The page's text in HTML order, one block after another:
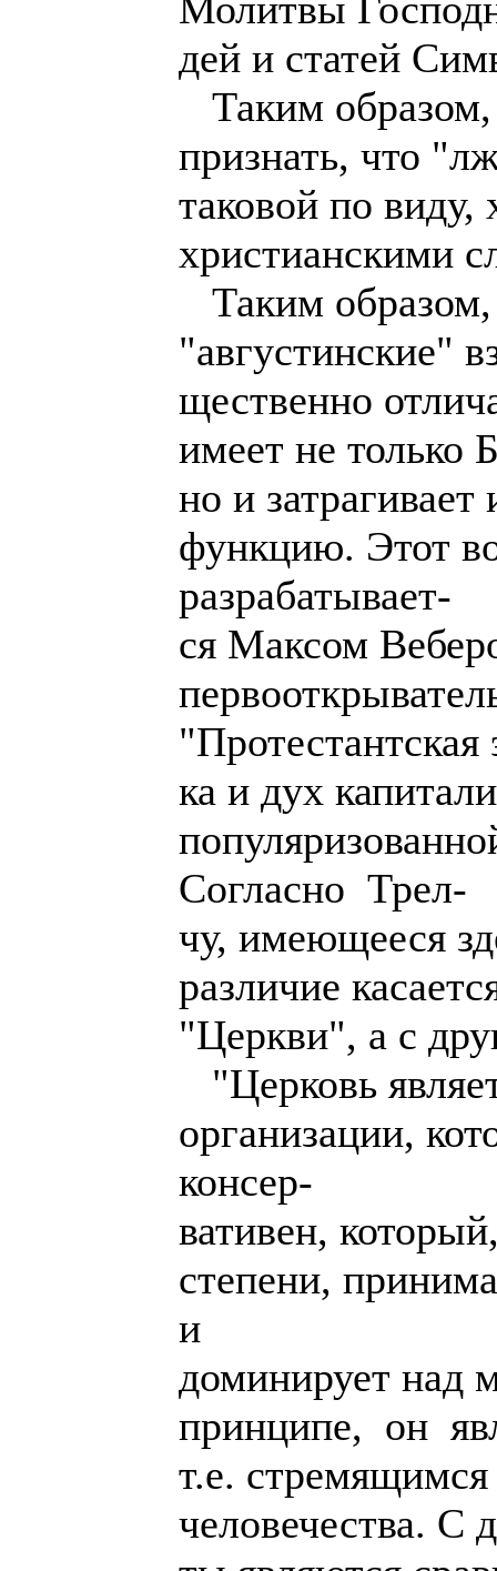
дей и статей
Таким
признать, что
таковой по виду,
христианскими
Таким
"августинские"
щественно
имеет не только
но и
функцию. Этот
разрабатывает-
ся Максом
"Протестантская
ка и дух
Согласно Трел-
чу, имеющееся
различие
"Церкви", а с
"Церковь
организации,
консер-
вативен,
степени,
и
доминирует над
принципе, он
т.е.
человечества. С